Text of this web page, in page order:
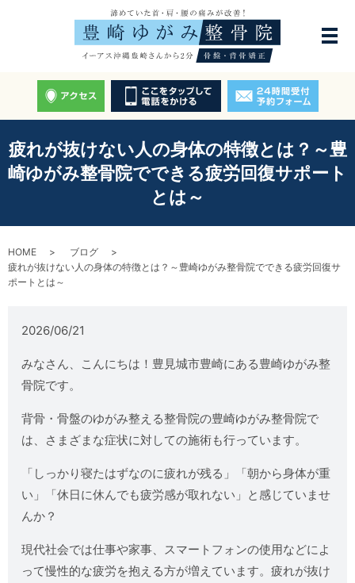
疲れが抜けない人の身体の特徴とは？～豊
崎ゆがみ整骨院でできる疲労回復サポート
とは～
HOME
ブログ
疲れが抜けない人の身体の特徴とは？～豊崎ゆがみ整骨院でできる疲労回復サ
ポートとは～
2026/06/21
みなさん、こんにちは！豊見城市豊崎にある豊崎ゆがみ整
骨院です。
背骨・骨盤のゆがみ整える整骨院の豊崎ゆがみ整骨院で
は、さまざまな症状に対しての施術も行っています。
「しっかり寝たはずなのに疲れが残る」「朝から身体が重
い」「休日に休んでも疲労感が取れない」と感じていませ
んか？
現代社会では仕事や家事、スマートフォンの使用などによ
って慢性的な疲労を抱える方が増えています。疲れが抜け